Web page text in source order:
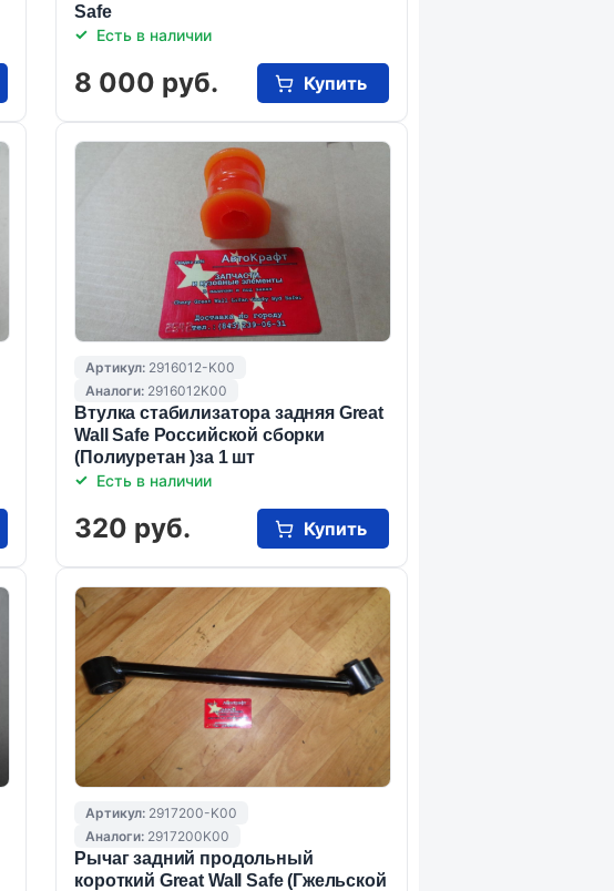
Safe
Есть в наличии
8 000 руб. Купить
Артикул: 2916012-K00
Аналоги: 2916012K00
Втулка стабилизатора задняя Great
Wall Safe Российской сборки
(Полиуретан )за 1 шт
Есть в наличии
320 руб. Купить
Артикул: 2917200-K00
Аналоги: 2917200K00
Рычаг задний продольный
короткий Great Wall Safe (Гжельской